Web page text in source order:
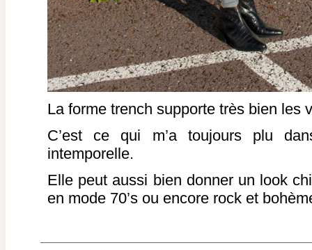
La forme trench supporte très bien les
C’est ce qui m’a toujours plu
intemporelle.
Elle peut aussi bien donner un look
en mode 70’s ou encore rock et